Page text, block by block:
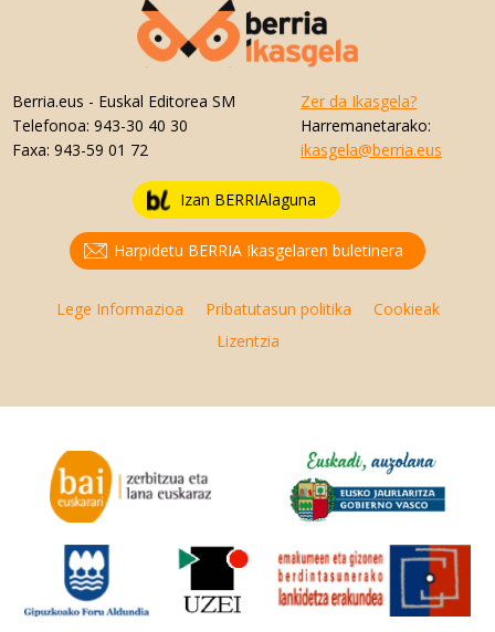
Berria.eus - Euskal Editorea SM
Telefonoa: 943-30 40 30
Faxa: 943-59 01 72
Zer da Ikasgela?
Harremanetarako:
ikasgela@berria.eus
Izan BERRIAlaguna
Harpidetu BERRIA Ikasgelaren buletinera
Lege Informazioa Pribatutasun politika
Cookieak
Lizentzia